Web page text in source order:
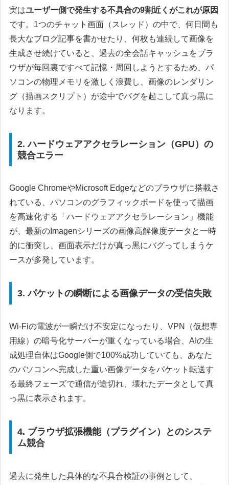
実はユーザー側で発生する不具合の9割近くがこれが原因
です。1つのチャット画面（スレッド）の中で、何日間も
長大なブログ記事を書かせたり、何枚も連続して画像を
生成させ続けていると、過去の全会話キャッシュをブラ
ウザが毎回裏ですべて記憶・周回しようとするため、パ
ソコンの物理メモリを激しく浪費し、画像のレンダリン
グ（描画スクリプト）が途中でバグを起こして真っ黒に
なります。
2. ハードウェアアクセラレーション（GPU）の
競合エラー
Google ChromeやMicrosoft Edgeなどのブラウザに搭載さ
れている、パソコンのグラフィックボードを使って描画
を高速化する「ハードウェアアクセラレーション」機能
が、最新のImagenシリーズの画像高解像度データと一時
的に衝突し、画面表示だけが真っ黒にバグってしまうケ
ースが多発しています。
3. パケットの瞬断による画像データの受信失敗
Wi-Fiの電波が一瞬だけ不安定になったり、VPN（仮想専
用線）の暗号化サーバーが重くなっている場合、AIの生
成処理自体はGoogle側で100%成功していても、あなた
のパソコンへ完成した重い画像データをパケット転送す
る最終フェーズで通信が途切れ、壊れたデータとして真
っ黒に表示されます。
4. ブラウザ拡張機能（プラグイン）とのシステ
ム競合
過去に発生した具体的な不具合検証の事例として、